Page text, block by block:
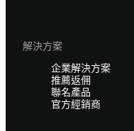
解決方案
企業解決方案
推薦返佣
聯名產品
官方經銷商